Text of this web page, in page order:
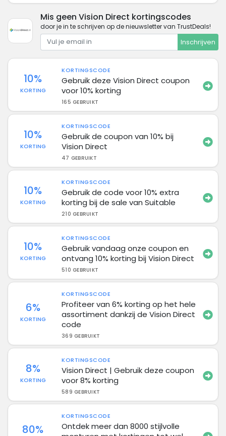
Mis geen Vision Direct kortingscodes
door je in te schrijven op de nieuwsletter van TrustDeals!
Inschrijven
10%
KORTING
KORTINGSCODE
Gebruik deze Vision Direct coupon
voor 10% korting
165 GEBRUIKT
10%
KORTING
KORTINGSCODE
Gebruik de coupon van 10% bij
Vision Direct
47 GEBRUIKT
10%
KORTING
KORTINGSCODE
Gebruik de code voor 10% extra
korting bij de sale van Suitable
210 GEBRUIKT
10%
KORTING
KORTINGSCODE
Gebruik vandaag onze coupon en
ontvang 10% korting bij Vision Direct
510 GEBRUIKT
6%
KORTING
KORTINGSCODE
Profiteer van 6% korting op het hele
assortiment dankzij de Vision Direct
code
369 GEBRUIKT
8%
KORTING
KORTINGSCODE
Vision Direct | Gebruik deze coupon
voor 8% korting
589 GEBRUIKT
80%
KORTINGSCODE
Ontdek meer dan 8000 stijlvolle